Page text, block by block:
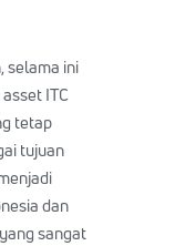
selama ini
ITC
tetap
tujuan
dan
sangat